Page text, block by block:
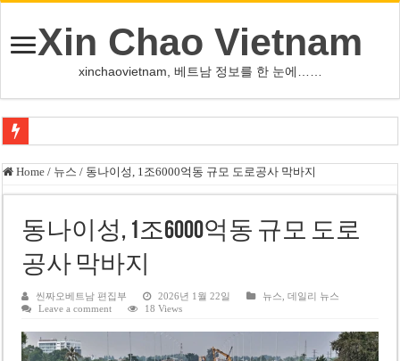
Xin Chao Vietnam
xinchaovietnam, 베트남 정보를 한 눈에……
쩐 타인 먼 베트남 국회의장 “외교 성과, 국가 위상 제고에 크게 기여”
싱가포르 하오마트, 마지막 프리미엄 매장 폐점… 적자·소송 악재 속 사업 축
베트남 은행 분기 순이익 1조 동 시대…비엣콤뱅크 등 5곳 돌파
PNJ, 다이아몬드 밀수 여파에 2분기 적자… 10월 임시 주총 개최
케펠, 투티엠 엠파이어시티 지분 전량 2억7000만 달러에 매각
베트남 MB은행, 2026년 수익 목표 자신…부동산 대출 비율 13% 고수
Home / 뉴스 / 동나이성, 1조6000억동 규모 도로공사 막바지
동나이성, 1조6000억동 규모 도로
공사 막바지
씬짜오베트남 편집부 2026년 1월 22일 뉴스 ,데일리 뉴스
Leave a comment
18 Views